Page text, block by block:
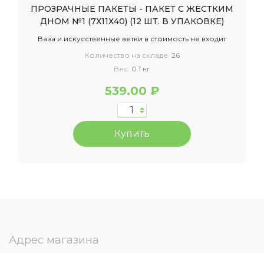
ПРОЗРАЧНЫЕ ПАКЕТЫ - ПАКЕТ С ЖЕСТКИМ
ДНОМ №1 (7Х11Х40) (12 ШТ. В УПАКОВКЕ)
Ваза и искусственные ветки в стоимость не входит
Количество на складе: 26
Вес: 0.1 кг
539.00 ₽
Купить
Адрес магазина